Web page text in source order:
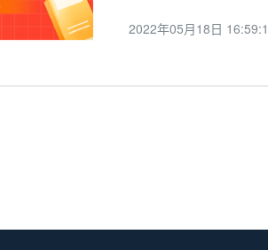
子商务生态系统，为整
2022年05月18日